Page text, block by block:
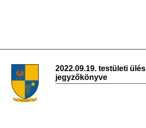
2022.09.19. testületi ülés
jegyzőkönyve